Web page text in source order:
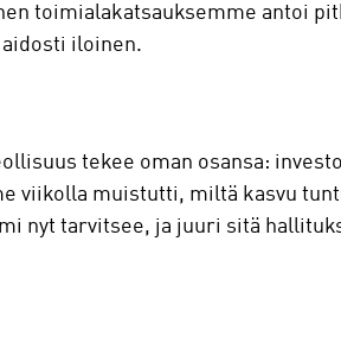
toimialakatsauksemme antoi
aidosti iloinen.
tekee oman osansa:
viikolla muistutti, miltä kasvu
nyt tarvitsee, ja juuri sitä